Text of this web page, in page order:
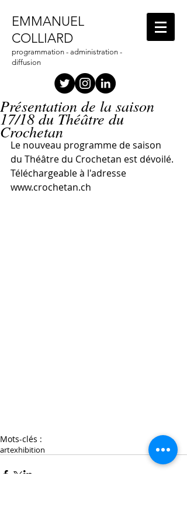
EMMANUEL
COLLIARD
programmation - administration -
diffusion
Présentation de la saison
17/18 du Théâtre du
Crochetan
Le nouveau programme de saison
du Théâtre du Crochetan est dévoilé.
Téléchargeable à l'adresse
www.crochetan.ch
Mots-clés :
artexhibition